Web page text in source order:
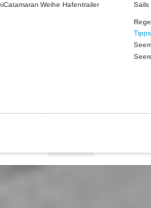
Weihe Hafentrailer
Sails